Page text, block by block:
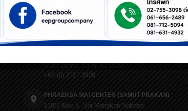
CONTACT US
HEAD OFFICE (BANGKOK)
+66 (0) 2717 3939
PHRAEKSA MAI CENTER (SAMUT PRAKAN)
168/1 Moo 5, Soi Mangkon-Nakdee